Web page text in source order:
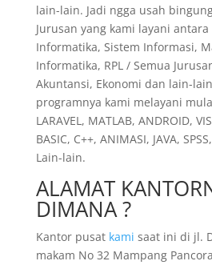
lain-lain. Jadi ngga usah
Jurusan yang kami layani
Informatika, Sistem Informasi,
Informatika, RPL / Semua
Akuntansi, Ekonomi dan lain-
programnya kami melayani
LARAVEL, MATLAB, ANDROID,
BASIC, C++, ANIMASI, JAVA,
Lain-lain.
ALAMAT
DIMANA ?
Kantor pusat kami saat ini di jl.
makam No 32 Mampang